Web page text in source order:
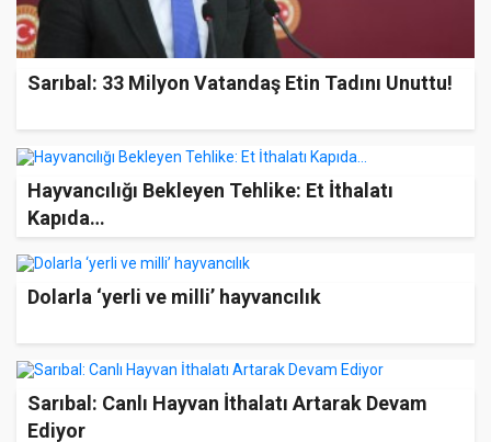
Sarıbal: 33 Milyon Vatandaş Etin Tadını Unuttu!
Hayvancılığı Bekleyen Tehlike: Et İthalatı
Kapıda…
Dolarla ‘yerli ve milli’ hayvancılık
Sarıbal: Canlı Hayvan İthalatı Artarak Devam
Ediyor